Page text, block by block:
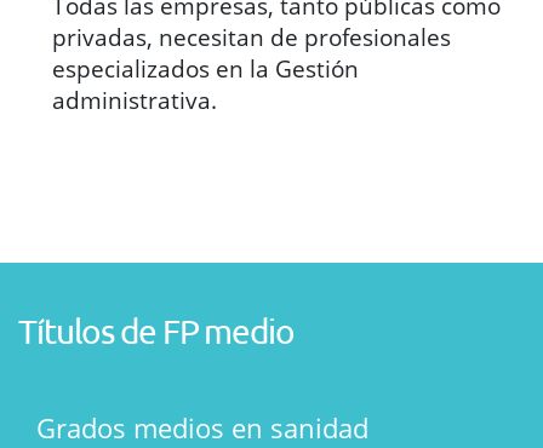
privadas, necesitan de profesionales
especializados en la Gestión
administrativa.
Títulos de FP medio
Grados medios en sanidad